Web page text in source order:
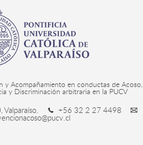
y Acompañamiento en conductas de Acoso,
y Discriminación arbitraria en la PUCV
+56 32 2 27 4498